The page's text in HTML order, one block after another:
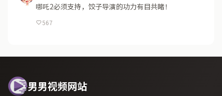
哪吒2必须支持，饺子导演的功力有目共睹！
567
男男视频网站